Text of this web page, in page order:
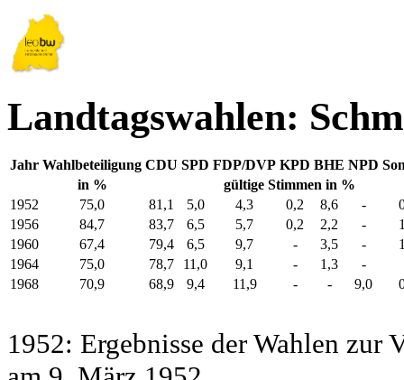
Landtagswahlen:
Jahr Wahlbeteiligung CDU SPD FDP/DVP KPD BHE NPD
in %
gültige Stimmen in %
1952
75,0 81,1 5,0 4,3 0,2 8,6 -
1956
84,7 83,7 6,5 5,7 0,2 2,2 -
1960
67,4 79,4 6,5 9,7 - 3,5 -
1964
75,0 78,7 11,0 9,1 - 1,3
-
1968
70,9 68,9 9,4 11,9 - - 9,0
1952: Ergebnisse der Wahlen zur